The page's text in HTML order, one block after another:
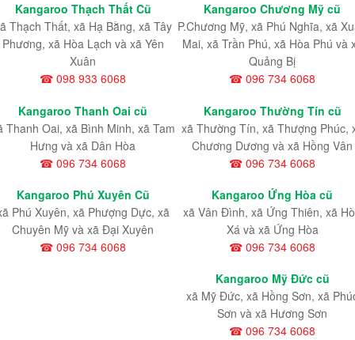
Kangaroo Thạch Thất Cũ
Thạch Thất, xã Hạ Bằng, xã Tây
Phương, xã Hòa Lạch và xã Yên
Xuân
☎ 098 933 6068
Kangaroo Chương Mỹ cũ
P.Chương Mỹ, xã Phú Nghĩa, xã
Mai, xã Trần Phú, xã Hòa Phú và
Quảng Bị
☎ 096 734 6068
Kangaroo Thanh Oai cũ
Thanh Oai, xã Bình Minh, xã Tam
Hưng và xã Dân Hòa
☎ 096 734 6068
Kangaroo Thường Tín cũ
xã Thường Tín, xã Thượng Phúc,
Chương Dương và xã Hồng Vân
☎ 096 734 6068
Kangaroo Phú Xuyên Cũ
Phú Xuyên, xã Phượng Dực, xã
Chuyên Mỹ và xã Đại Xuyên
☎ 096 734 6068
Kangaroo Ứng Hòa cũ
xã Vân Đình, xã Ứng Thiên, xã
Xá và xã Ứng Hòa
☎ 096 734 6068
Kangaroo Mỹ Đức cũ
xã Mỹ Đức, xã Hồng Sơn, xã
Sơn và xã Hương Sơn
☎ 096 734 6068